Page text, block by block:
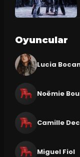
Oyuncular
Lucia
Noëmie
Camille
Miguel Fiol